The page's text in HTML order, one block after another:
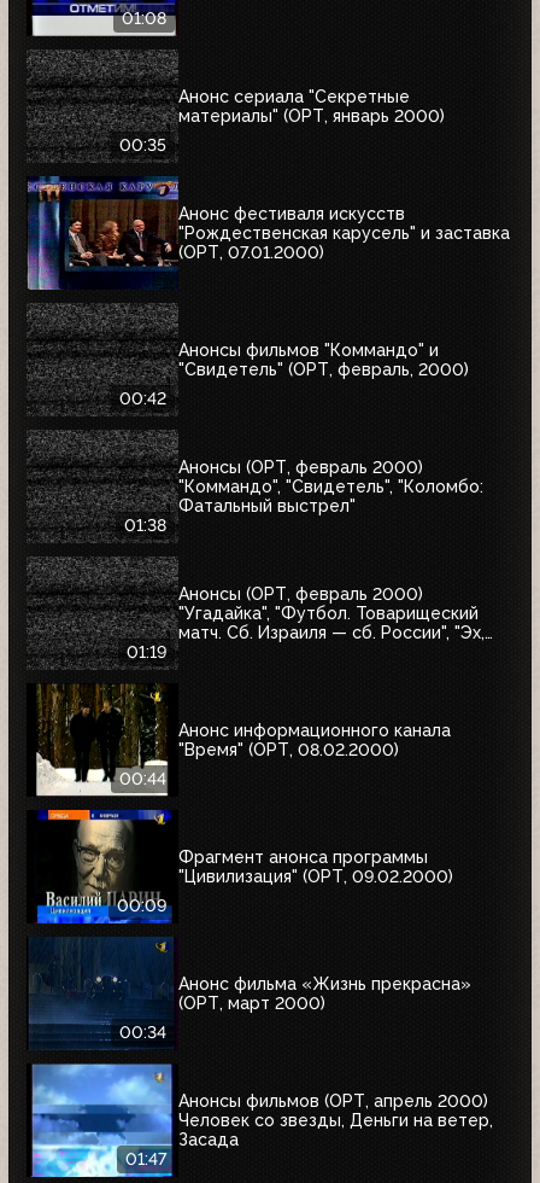
01:08
00:35
Анонс сериала "Секретные
материалы" (ОРТ, январь 2000)
Анонс фестиваля искусств
"Рождественская карусель" и заставка
(ОРТ, 07.01.2000)
00:42
Анонсы фильмов "Коммандо" и
"Свидетель" (ОРТ, февраль, 2000)
01:38
Анонсы (ОРТ, февраль 2000)
"Коммандо", "Свидетель", "Коломбо:
Фатальный выстрел"
01:19
Анонсы (ОРТ, февраль 2000)
"Угадайка", "Футбол. Товарищеский
матч. Сб. Израиля — сб. России", "Эх,
00:44
Анонс информационного канала
"Время" (ОРТ, 08.02.2000)
00:09
Фрагмент анонса программы
"Цивилизация" (ОРТ, 09.02.2000)
00:34
Анонс фильма «Жизнь прекрасна»
(ОРТ, март 2000)
01:47
Анонсы фильмов (ОРТ, апрель 2000)
Человек со звезды, Деньги на ветер,
Засада